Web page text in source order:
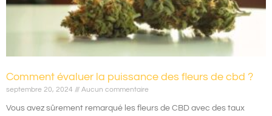
Comment évaluer la puissance des fleurs de cbd ?
septembre 20, 2024 Aucun commentaire
Vous avez sûrement remarqué les fleurs de CBD avec des taux